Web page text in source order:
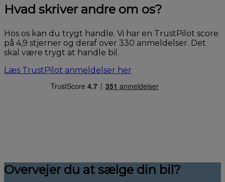
Hvad skriver andre om os?
Hos os kan du trygt handle. Vi har en TrustPilot score
på 4,9 stjerner og deraf over 330 anmeldelser. Det
skal være trygt at handle bil.
Læs TrustPilot anmeldelser her
Overvejer du at sælge din bil?